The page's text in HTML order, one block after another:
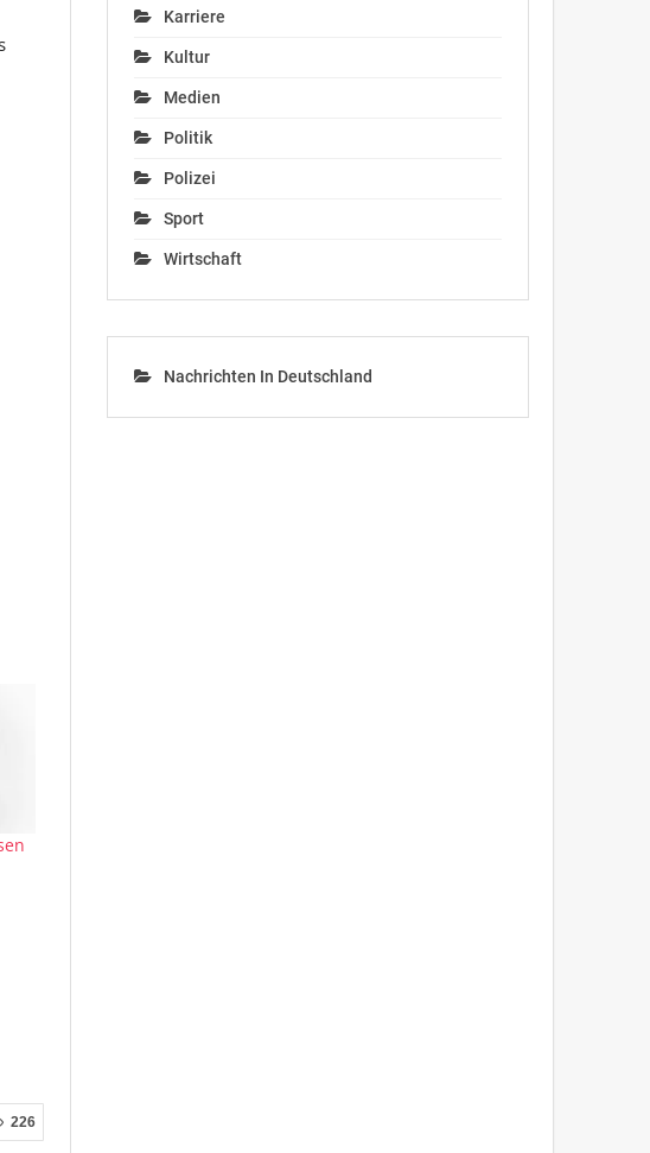
226
Karriere
Kultur
Medien
Politik
Polizei
Sport
Wirtschaft
Nachrichten In Deutschland